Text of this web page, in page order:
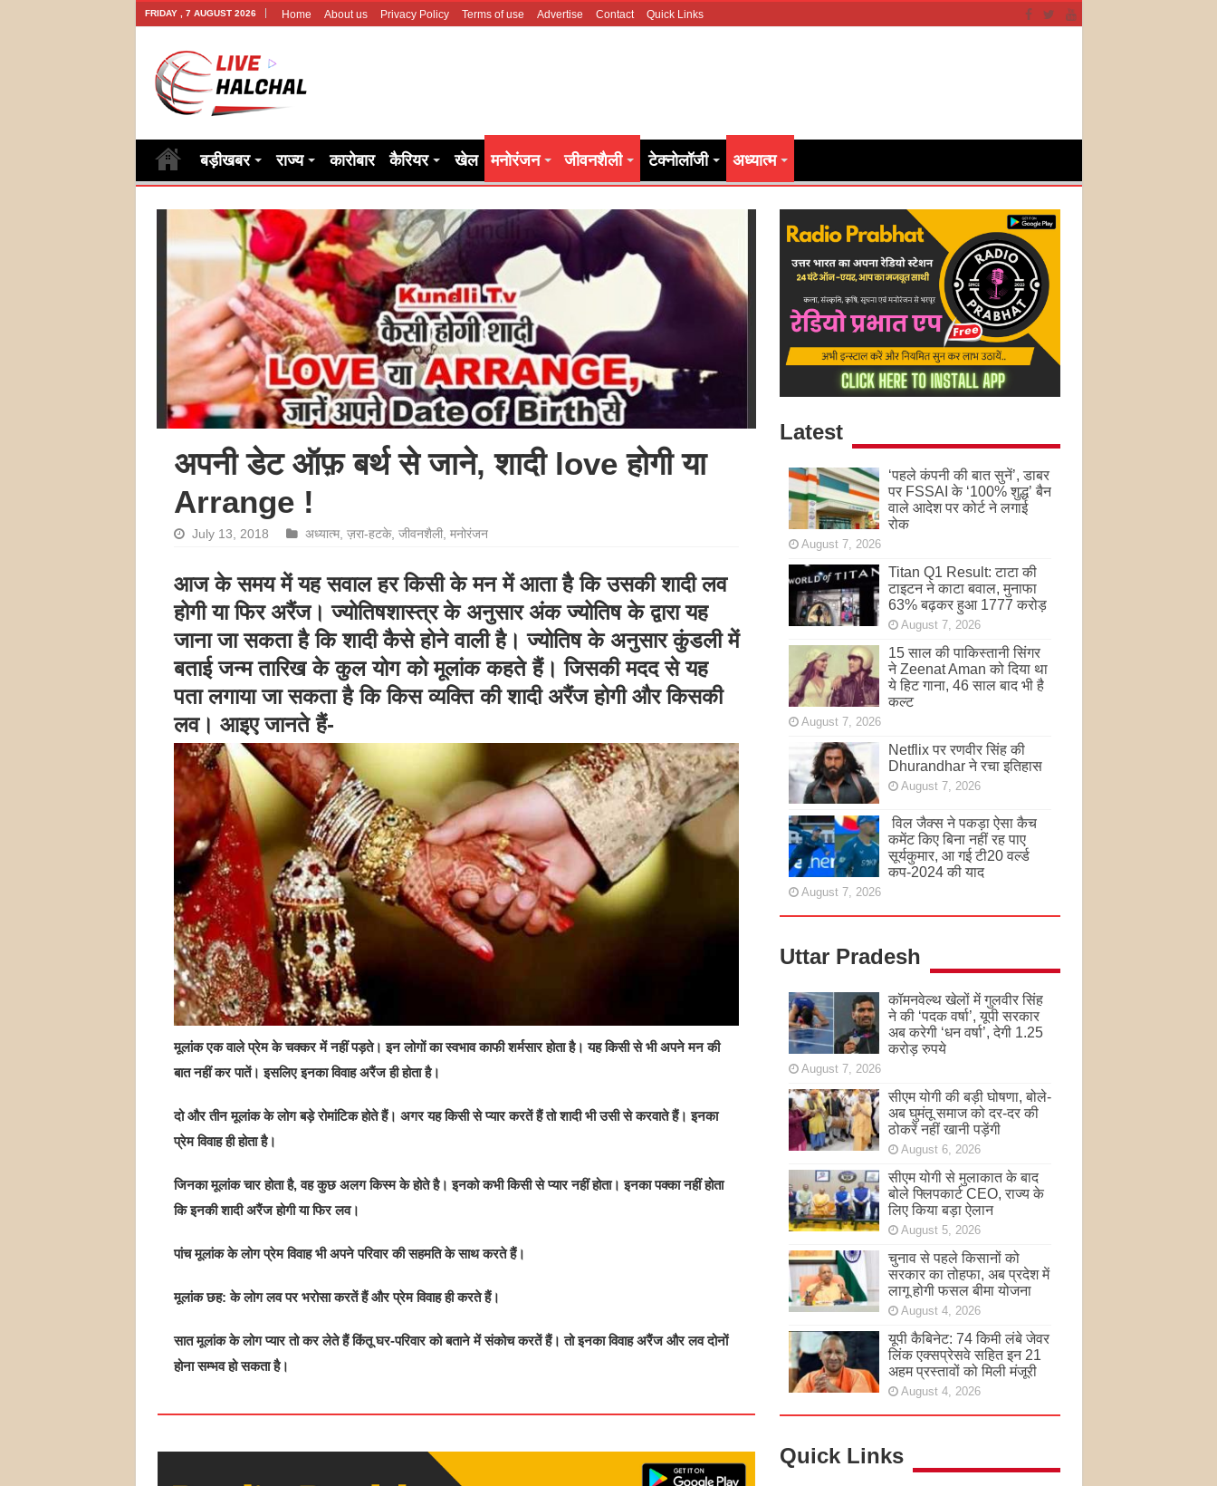
FRIDAY , 7 AUGUST 2026 Home About us Privacy Policy Terms of use Advertise Contact Quick Links
बड़ीखबर राज्य कारोबार कैरियर खेल मनोरंजन जीवनशैली टेक्नोलॉजी अध्यात्म
अपनी डेट ऑफ़ बर्थ से जाने, शादी love होगी या
Arrange !
July 13, 2018 अध्यात्म, ज़रा-हटके, जीवनशैली, मनोरंजन
आज के समय में यह सवाल हर किसी के मन में आता हैै कि उसकी शादी लव
होगी या फिर अरैंज। ज्‍योतिषशास्‍त्र के अनुसार अंक ज्योतिष के द्वारा यह
जाना जा सकता है कि शादी कैसे होने वाली है। ज्योतिष के अनुसार कुंडली में
बताई जन्म तारिख के कुल योग को मूलांक कहते हैं। जिसकी मदद से यह
पता लगाया जा सकता है कि किस व्यक्ति की शादी अरैंज होगी और किसकी
लव। आइए जानते हैं-
मूलांक एक वाले प्रेम के चक्कर में नहीं पड़ते। इन लोगों का स्वभाव काफी शर्मसार होता है। यह किसी से भी अपने मन की
बात नहीं कर पातें। इसलिए इनका विवाह अरैंज ही होता है।
दो और तीन मूलांक के लोग बड़े रोमांटिक होते हैं। अगर यह किसी से प्यार करतें हैं तो शादी भी उसी से करवाते हैं। इनका
प्रेम विवाह ही होता है।
जिनका मूलांक चार होता है, वह कुछ अलग किस्म के होते है। इनको कभी किसी से प्यार नहीं होता। इनका पक्का नहीं होता
कि इनकी शादी अरैंज होगी या फिर लव।
पांच मूलांक के लोग प्रेम विवाह भी अपने परिवार की सहमति के साथ करते हैं।
मूलांक छह: के लोग लव पर भरोसा करतें हैं और प्रेम विवाह ही करते हैं।
सात मूलांक के लोग प्यार तो कर लेते हैं किंतू घर-परिवार को बताने में संकोच करतें हैं। तो इनका विवाह अरैंज और लव दोनों
होना सम्भव हो सकता है।
Latest
‘पहले कंपनी की बात सुनें’, डाबर
पर FSSAI के ‘100% शुद्ध’ बैन
वाले आदेश पर कोर्ट ने लगाई
रोक
August 7, 2026
Titan Q1 Result: टाटा की
टाइटन ने काटा बवाल, मुनाफा
63% बढ़कर हुआ 1777 करोड़
August 7, 2026
15 साल की पाकिस्तानी सिंगर
ने Zeenat Aman को दिया था
ये हिट गाना, 46 साल बाद भी है
कल्ट
August 7, 2026
Netflix पर रणवीर सिंह की
Dhurandhar ने रचा इतिहास
August 7, 2026
विल जैक्स ने पकड़ा ऐसा कैच
कमेंट किए बिना नहीं रह पाए
सूर्यकुमार, आ गई टी20 वर्ल्ड
कप-2024 की याद
August 7, 2026
Uttar Pradesh
कॉमनवेल्थ खेलों में गुलवीर सिंह
ने की ‘पदक वर्षा’, यूपी सरकार
अब करेगी ‘धन वर्षा’, देगी 1.25
करोड़ रुपये
August 7, 2026
सीएम योगी की बड़ी घोषणा, बोले-
अब घुमंतू समाज को दर-दर की
ठोकरें नहीं खानी पड़ेंगी
August 6, 2026
सीएम योगी से मुलाकात के बाद
बोले फ्लिपकार्ट CEO, राज्य के
लिए किया बड़ा ऐलान
August 5, 2026
चुनाव से पहले किसानों को
सरकार का तोहफा, अब प्रदेश में
लागू होगी फसल बीमा योजना
August 4, 2026
यूपी कैबिनेट: 74 किमी लंबे जेवर
लिंक एक्सप्रेसवे सहित इन 21
अहम प्रस्तावों को मिली मंजूरी
August 4, 2026
Quick Links